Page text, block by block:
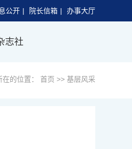
公开 | 院长信箱 | 办事大厅
志社
在的位置： 首页 >> 基层风采